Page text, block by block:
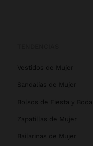
Vestidos de Mujer
Sandalias de Mujer
Bolsos de Fiesta y Boda
Zapatillas de Mujer
Bailarinas de Mujer